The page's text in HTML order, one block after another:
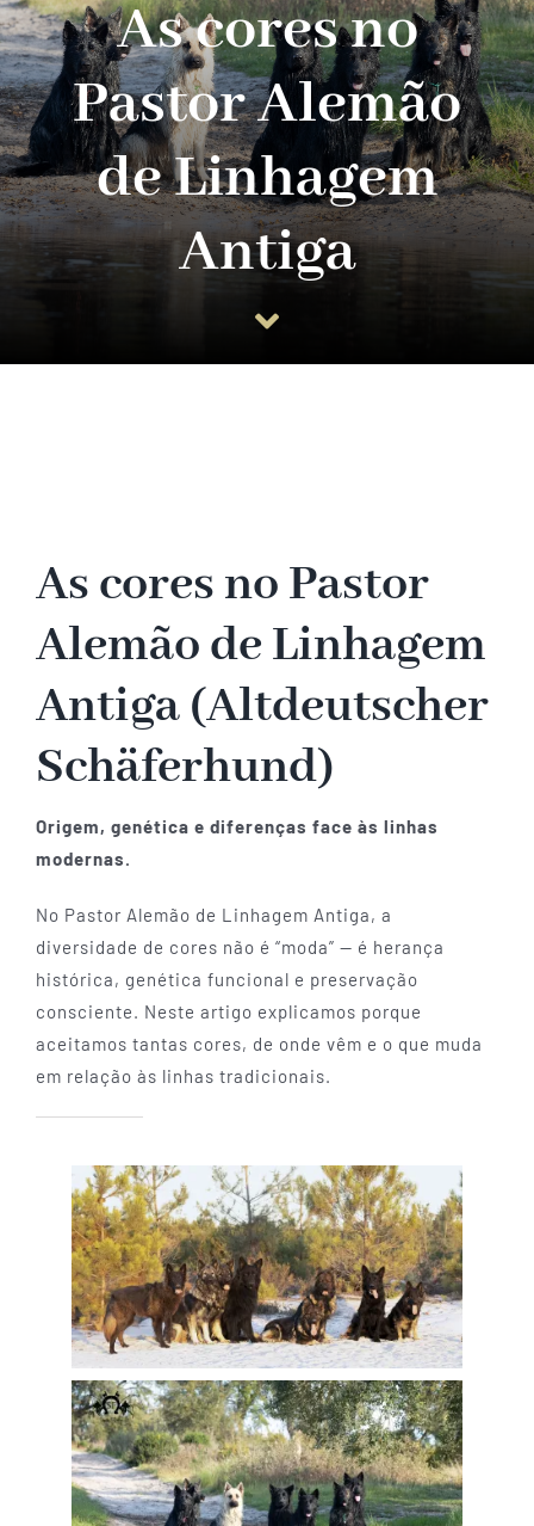
Guia do Cachorro
Planos
Informações úteis
As cores no
Pastor Alemão
de Linhagem
Antiga
As cores no Pastor
Alemão de Linhagem
Antiga (Altdeutscher
Schäferhund)
Origem, genética e diferenças face às linhas
modernas.
No Pastor Alemão de Linhagem Antiga, a
diversidade de cores não é “moda” — é herança
histórica, genética funcional e preservação
consciente. Neste artigo explicamos porque
aceitamos tantas cores, de onde vêm e o que muda
em relação às linhas tradicionais.